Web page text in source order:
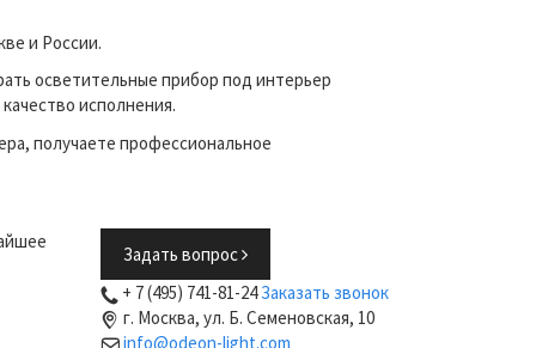
и России.
осветительные прибор под интерьер
исполнения.
получаете профессиональное
Задать вопрос
+ 7 (495) 741-81-24Заказать звонок
г. Москва, ул. Б. Семеновская, 10
info@odeon-light.com